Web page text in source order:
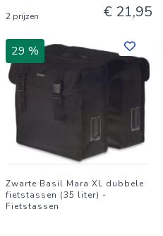
2 prijzen € 21,95
29 %
Zwarte Basil Mara XL dubbele
fietstassen (35 liter) -
Fietstassen